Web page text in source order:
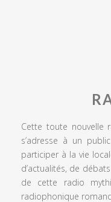
Cette toute nouvelle
s’adresse à un
participer à la vie
d’actualités, de
de cette radio
radiophonique